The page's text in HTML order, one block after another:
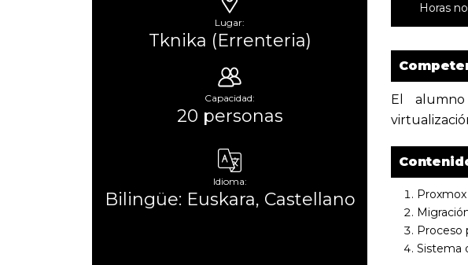
Lugar:
Tknika (Errenteria)
Capacidad:
20 personas
Idioma:
Bilingüe: Euskara, Castellano
Horas
El
Proceso
Sistema